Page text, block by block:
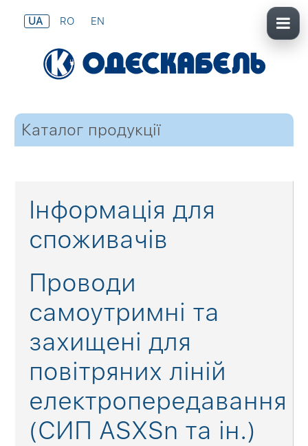
UA RO EN
Каталог продукції
Інформація для
споживачів
Проводи
самоутримні та
захищені для
повітряних ліній
електропередавання
(СИП ASXSn та ін.)